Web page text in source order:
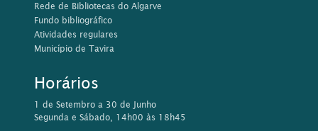
Rede de Bibliotecas do Algarve
Fundo bibliográfico
Atividades regulares
Município de Tavira
Horários
1 de Setembro a 30 de Junho
Segunda e Sábado, 14h00 às 18h45